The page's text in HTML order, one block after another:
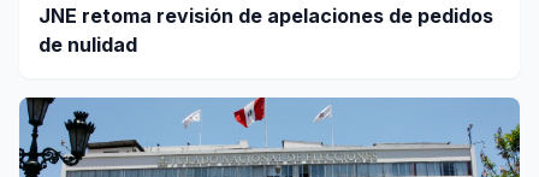
JNE retoma revisión de apelaciones de pedidos
de nulidad